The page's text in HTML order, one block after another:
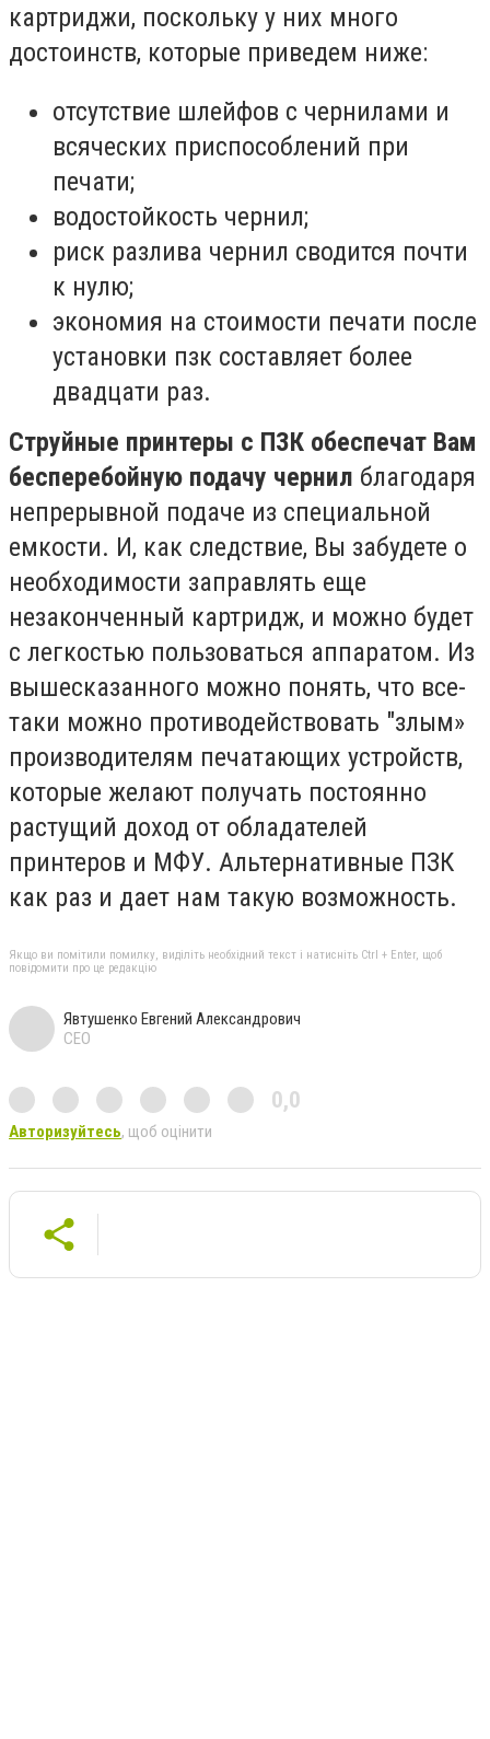
картриджи, поскольку у них много
достоинств, которые приведем ниже:
отсутствие шлейфов с чернилами и
всяческих приспособлений при
печати;
водостойкость чернил;
риск разлива чернил сводится почти
к нулю;
экономия на стоимости печати после
установки пзк составляет более
двадцати раз.
Струйные принтеры с ПЗК обеспечат Вам
бесперебойную подачу чернил благодаря
непрерывной подаче из специальной
емкости. И, как следствие, Вы забудете о
необходимости заправлять еще
незаконченный картридж, и можно будет
с легкостью пользоваться аппаратом. Из
вышесказанного можно понять, что все-
таки можно противодействовать "злым»
производителям печатающих устройств,
которые желают получать постоянно
растущий доход от обладателей
принтеров и МФУ. Альтернативные ПЗК
как раз и дает нам такую возможность.
Якщо ви помітили помилку, виділіть необхідний текст і натисніть Ctrl + Enter, щоб
повідомити про це редакцію
Явтушенко Евгений Александрович
CEO
0,0
Авторизуйтесь, щоб оцінити